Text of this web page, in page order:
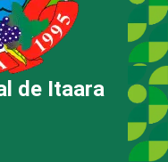
de Itaara